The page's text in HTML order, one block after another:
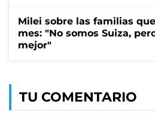
Milei sobre las familias
mes: "No somos Suiza,
mejor"
TU COMENTARIO